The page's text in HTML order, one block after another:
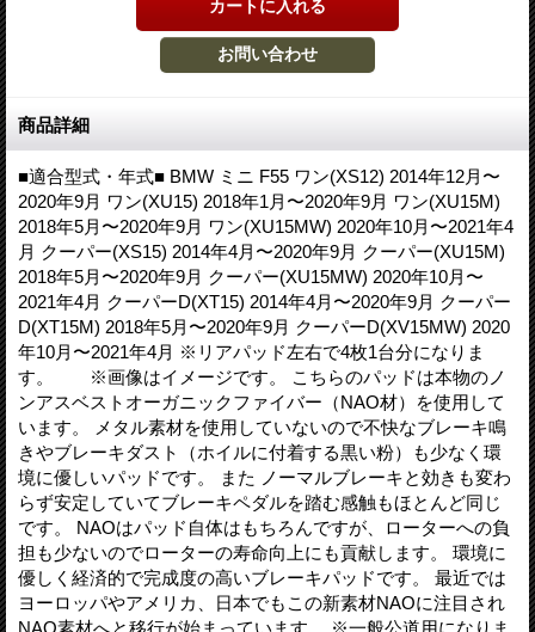
商品詳細
■適合型式・年式■ BMW ミニ F55 ワン(XS12) 2014年12月〜
2020年9月 ワン(XU15) 2018年1月〜2020年9月 ワン(XU15M)
2018年5月〜2020年9月 ワン(XU15MW) 2020年10月〜2021年4
月 クーパー(XS15) 2014年4月〜2020年9月 クーパー(XU15M)
2018年5月〜2020年9月 クーパー(XU15MW) 2020年10月〜
2021年4月 クーパーD(XT15) 2014年4月〜2020年9月 クーパー
D(XT15M) 2018年5月〜2020年9月 クーパーD(XV15MW) 2020
年10月〜2021年4月 ※リアパッド左右で4枚1台分になりま
す。 ※画像はイメージです。 こちらのパッドは本物のノ
ンアスベストオーガニックファイバー（NAO材）を使用して
います。 メタル素材を使用していないので不快なブレーキ鳴
きやブレーキダスト（ホイルに付着する黒い粉）も少なく環
境に優しいパッドです。 また ノーマルブレーキと効きも変わ
らず安定していてブレーキペダルを踏む感触もほとんど同じ
です。 NAOはパッド自体はもちろんですが、ローターへの負
担も少ないのでローターの寿命向上にも貢献します。 環境に
優しく経済的で完成度の高いブレーキパッドです。 最近では
ヨーロッパやアメリカ、日本でもこの新素材NAOに注目され
NAO素材へと移行が始まっています。 ※一般公道用になりま